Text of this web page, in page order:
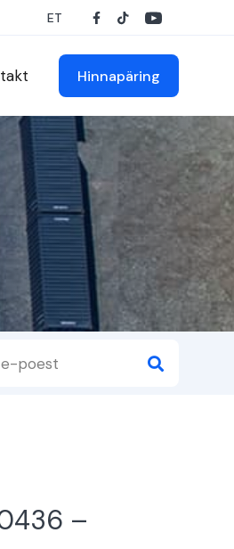
ET
Hinnapäring
–